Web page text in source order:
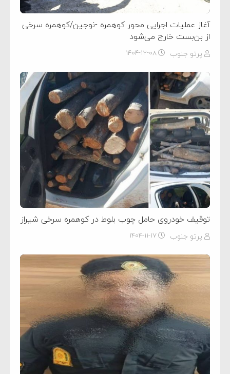
آغاز عملیات اجرایی محور کوهمره -نوجین/کوهمره سرخی
از بن‌بست خارج می‌شود
پرتو جنوب ۱۴۰۴-۱۲-۰۸
توقیف خودروی حامل چوب بلوط در کوهمره سرخی شیراز
پرتو جنوب ۱۴۰۴-۱۱-۱۷